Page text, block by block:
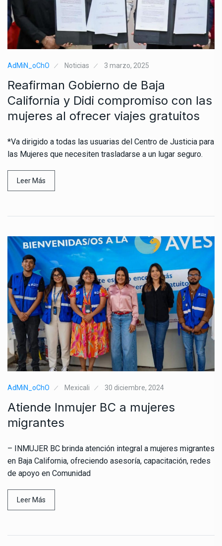
AdMiN_oChO Noticias 3 marzo, 2025
Reafirman Gobierno de Baja
California y Didi compromiso con las
mujeres al ofrecer viajes gratuitos
*Va dirigido a todas las usuarias del Centro de Justicia para
las Mujeres que necesiten trasladarse a un lugar seguro.
Leer Más
AdMiN_oChO Mexicali 30 diciembre, 2024
Atiende Inmujer BC a mujeres
migrantes
– INMUJER BC brinda atención integral a mujeres migrantes
en Baja California, ofreciendo asesoría, capacitación, redes
de apoyo en Comunidad
Leer Más